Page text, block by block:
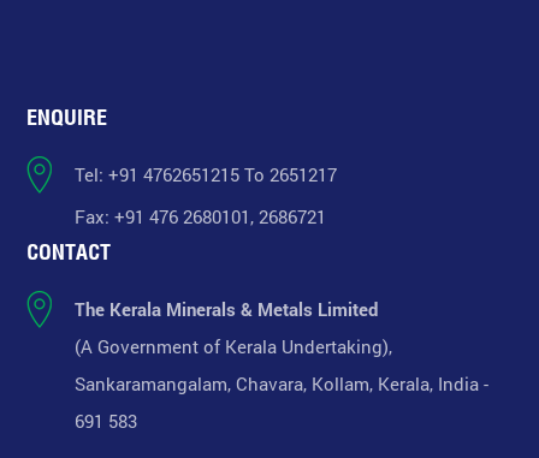
ENQUIRE
Tel: +91 4762651215 To 2651217
Fax: +91 476 2680101, 2686721
CONTACT
The Kerala Minerals & Metals Limited
(A Government of Kerala Undertaking),
Sankaramangalam, Chavara, Kollam, Kerala, India -
691 583